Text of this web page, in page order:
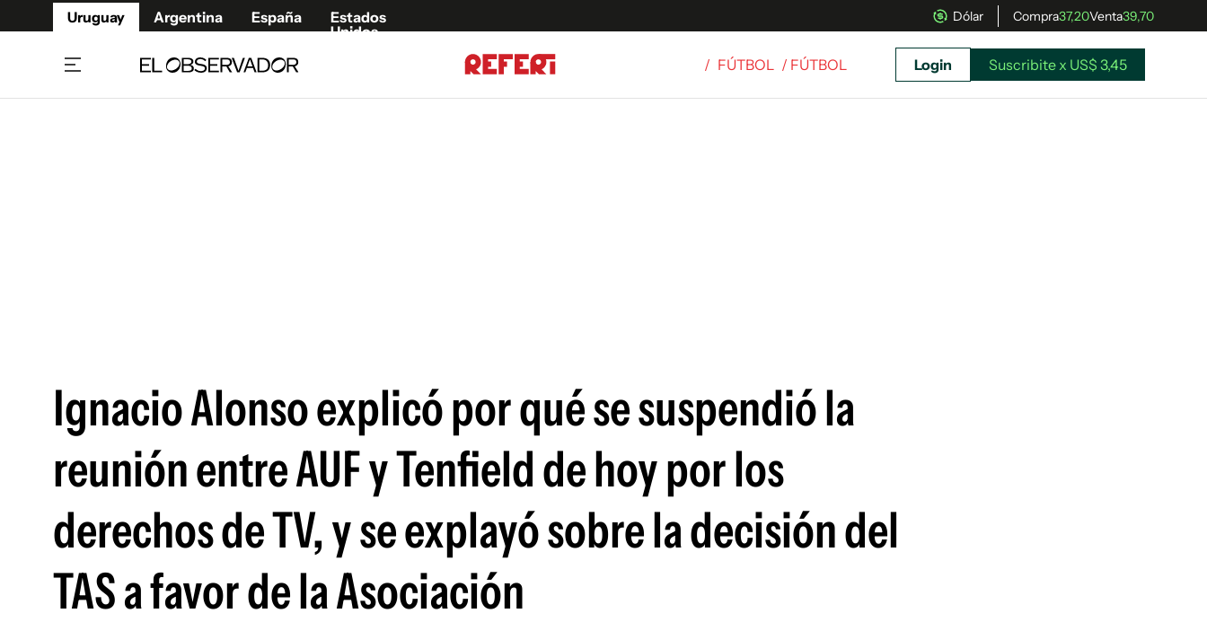
Uruguay Argentina España
Estados
Unidos
Dólar Compra37,20Venta39,70
/ FÚTBOL / FÚTBOL Login Suscribite x US$ 3,45
Ignacio Alonso explicó por qué se suspendió la
reunión entre AUF y Tenfield de hoy por los
derechos de TV, y se explayó sobre la decisión del
TAS a favor de la Asociación